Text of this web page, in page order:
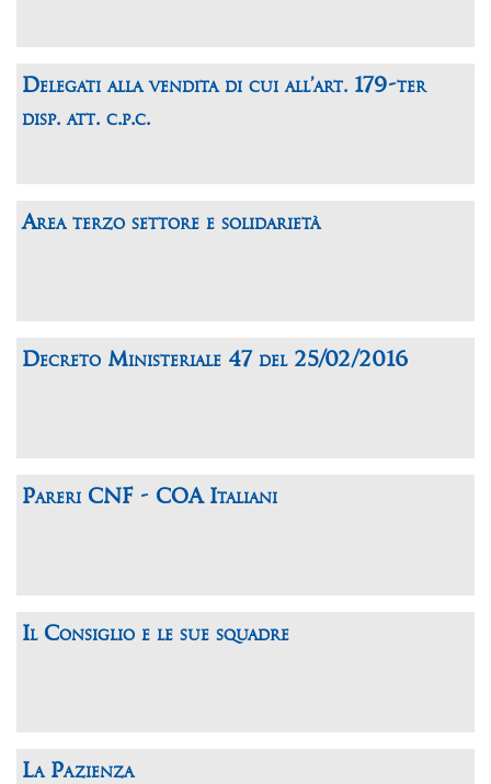
Delegati alla vendita di cui all’art. 179-ter
disp. att. c.p.c.
Area terzo settore e solidarietà
Decreto Ministeriale 47 del 25/02/2016
Pareri CNF - COA Italiani
Il Consiglio e le sue squadre
La Pazienza